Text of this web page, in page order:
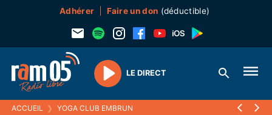
Adhérer Faire un don (déductible)
Play
LE DIRECT
ACCUEIL ❯ YOGA CLUB EMBRUN